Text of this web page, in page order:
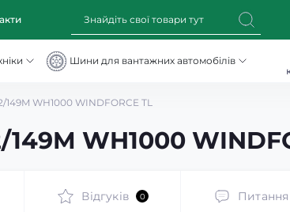
Шини для вантажних автомобілів
149M WH1000 WINDFORCE TL
WH1000
Відгуків 0 Питання